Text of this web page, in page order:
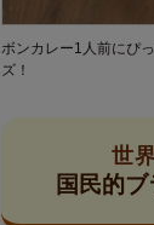
ボンカレー1人前にぴ
ズ！
世
国民的